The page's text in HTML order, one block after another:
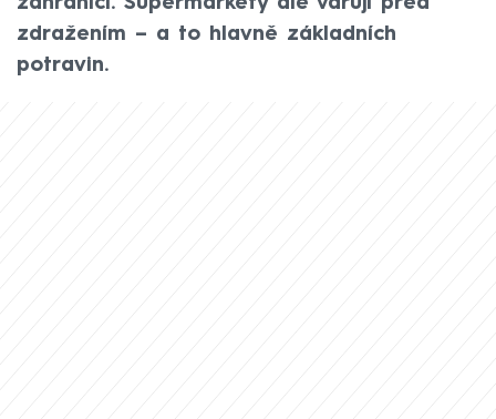
zdražením – a to hlavně základních
potravin.